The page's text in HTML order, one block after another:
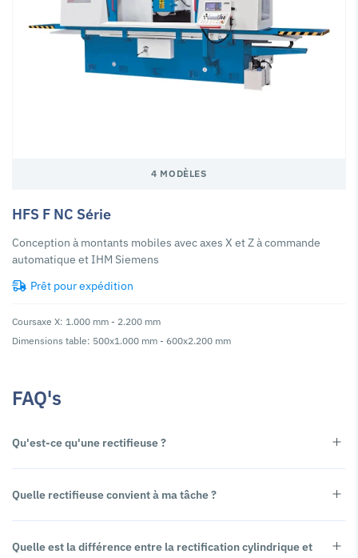
4 MODÈLES
HFS F NC Série
Conception à montants mobiles avec axes X et Z à commande
automatique et IHM Siemens
Prêt pour expédition
Coursaxe X: 1.000 mm - 2.200 mm
Dimensions table: 500x1.000 mm - 600x2.200 mm
FAQ's
Qu'est-ce qu'une rectifieuse ?
Quelle rectifieuse convient à ma tâche ?
Quelle est la différence entre la rectification cylindrique et